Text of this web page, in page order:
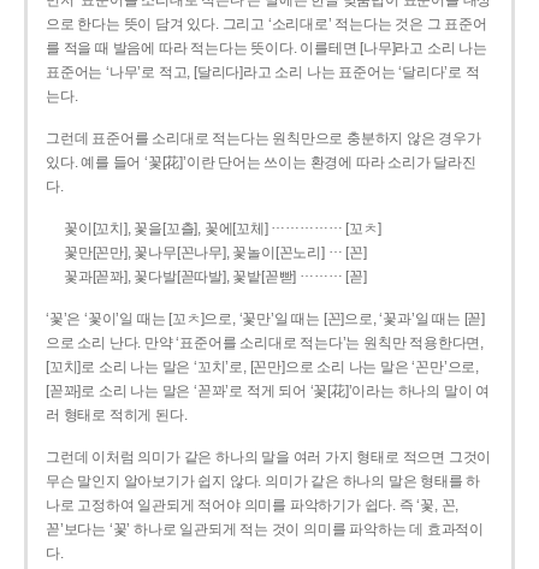
으로 한다는 뜻이 담겨 있다. 그리고 ‘소리대로’ 적는다는 것은 그 표준어
를 적을 때 발음에 따라 적는다는 뜻이다. 이를테면 [나무]라고 소리 나는
표준어는 ‘나무’로 적고, [달리다]라고 소리 나는 표준어는 ‘달리다’로 적
는다.
그런데 표준어를 소리대로 적는다는 원칙만으로 충분하지 않은 경우가
있다. 예를 들어 ‘꽃[花]’이란 단어는 쓰이는 환경에 따라 소리가 달라진
다.
꽃이[꼬치], 꽃을[꼬츨], 꽃에[꼬체] …………… [꼬ㅊ]
꽃만[꼰만], 꽃나무[꼰나무], 꽃놀이[꼰노리] … [꼰]
꽃과[꼳꽈], 꽃다발[꼳따발], 꽃밭[꼳빧] ……… [꼳]
‘꽃’은 ‘꽃이’일 때는 [꼬ㅊ]으로, ‘꽃만’일 때는 [꼰]으로, ‘꽃과’일 때는 [꼳]
으로 소리 난다. 만약 ‘표준어를 소리대로 적는다’는 원칙만 적용한다면,
[꼬치]로 소리 나는 말은 ‘꼬치’로, [꼰만]으로 소리 나는 말은 ‘꼰만’으로,
[꼳꽈]로 소리 나는 말은 ‘꼳꽈’로 적게 되어 ‘꽃[花]’이라는 하나의 말이 여
러 형태로 적히게 된다.
그런데 이처럼 의미가 같은 하나의 말을 여러 가지 형태로 적으면 그것이
무슨 말인지 알아보기가 쉽지 않다. 의미가 같은 하나의 말은 형태를 하
나로 고정하여 일관되게 적어야 의미를 파악하기가 쉽다. 즉 ‘꽃, 꼰,
꼳’보다는 ‘꽃’ 하나로 일관되게 적는 것이 의미를 파악하는 데 효과적이
다.